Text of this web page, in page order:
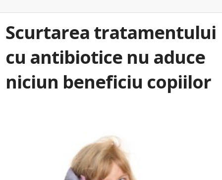
Scurtarea tratamentului
cu antibiotice nu aduce
niciun beneficiu copiilor